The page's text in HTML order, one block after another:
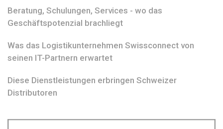
Beratung, Schulungen, Services - wo das
Geschäftspotenzial brachliegt
Was das Logistikunternehmen Swissconnect von
seinen IT-Partnern erwartet
Diese Dienstleistungen erbringen Schweizer
Distributoren